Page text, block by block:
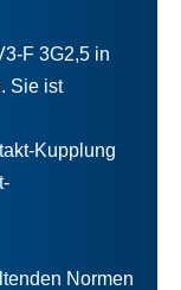
F 3G2,5 in
Sie ist
Kupplung
Normen